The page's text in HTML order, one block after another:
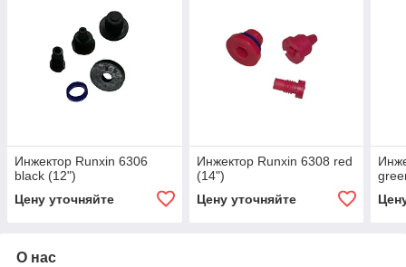
Инжектор Runxin 6306
black (12")
Цену уточняйте
Инжектор Runxin 6308 red
(14")
Цену уточняйте
О нас